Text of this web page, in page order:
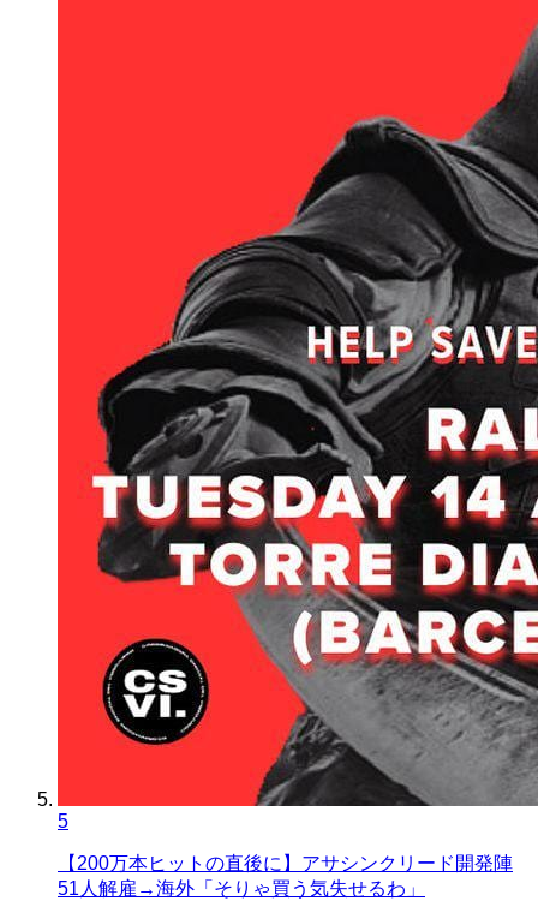
5
【200万本ヒットの直後に】アサシンクリード開発陣
51人解雇→海外「そりゃ買う気失せるわ」